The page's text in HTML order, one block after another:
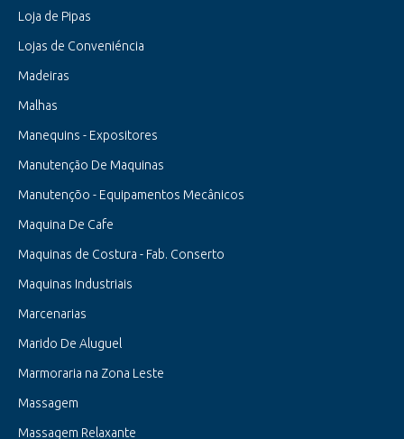
Loja de Pipas
Lojas de Conveniéncia
Madeiras
Malhas
Manequins - Expositores
Manutenção De Maquinas
Manutençõo - Equipamentos Mecânicos
Maquina De Cafe
Maquinas de Costura - Fab. Conserto
Maquinas Industriais
Marcenarias
Marido De Aluguel
Marmoraria na Zona Leste
Massagem
Massagem Relaxante